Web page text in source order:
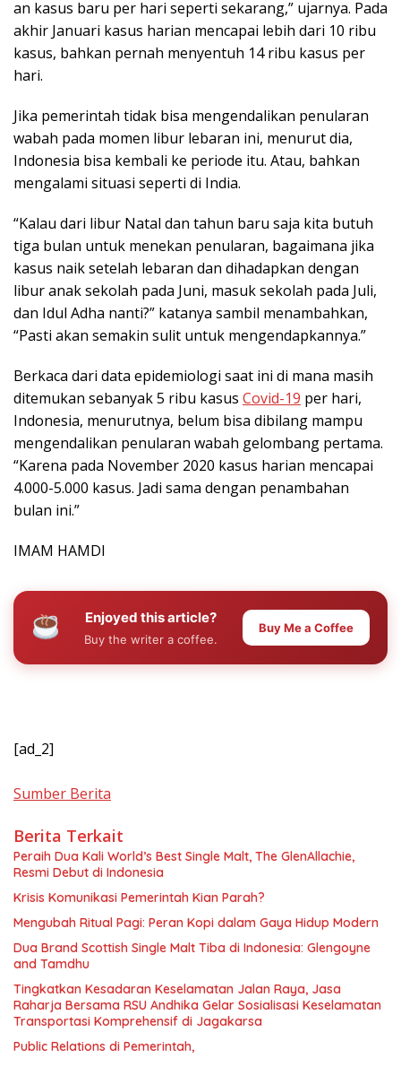
an kasus baru per hari seperti sekarang,” ujarnya. Pada
akhir Januari kasus harian mencapai lebih dari 10 ribu
kasus, bahkan pernah menyentuh 14 ribu kasus per
hari.
Jika pemerintah tidak bisa mengendalikan penularan
wabah pada momen libur lebaran ini, menurut dia,
Indonesia bisa kembali ke periode itu. Atau, bahkan
mengalami situasi seperti di India.
“Kalau dari libur Natal dan tahun baru saja kita butuh
tiga bulan untuk menekan penularan, bagaimana jika
kasus naik setelah lebaran dan dihadapkan dengan
libur anak sekolah pada Juni, masuk sekolah pada Juli,
dan Idul Adha nanti?” katanya sambil menambahkan,
“Pasti akan semakin sulit untuk mengendapkannya.”
Berkaca dari data epidemiologi saat ini di mana masih
ditemukan sebanyak 5 ribu kasus Covid-19 per hari,
Indonesia, menurutnya, belum bisa dibilang mampu
mengendalikan penularan wabah gelombang pertama.
“Karena pada November 2020 kasus harian mencapai
4.000-5.000 kasus. Jadi sama dengan penambahan
bulan ini.”
IMAM HAMDI
Enjoyed this article?
Buy the writer a coffee.
Buy Me a Coffee
[ad_2]
Sumber Berita
Berita Terkait
Peraih Dua Kali World’s Best Single Malt, The GlenAllachie,
Resmi Debut di Indonesia
Krisis Komunikasi Pemerintah Kian Parah?
Mengubah Ritual Pagi: Peran Kopi dalam Gaya Hidup Modern
Dua Brand Scottish Single Malt Tiba di Indonesia: Glengoyne
and Tamdhu
Tingkatkan Kesadaran Keselamatan Jalan Raya, Jasa
Raharja Bersama RSU Andhika Gelar Sosialisasi Keselamatan
Transportasi Komprehensif di Jagakarsa
Public Relations di Pemerintah,